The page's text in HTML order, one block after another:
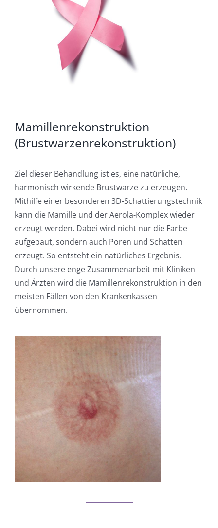
Mamillenrekonstruktion
(Brustwarzenrekonstruktion)
Ziel dieser Behandlung ist es, eine natürliche,
harmonisch wirkende Brustwarze zu erzeugen.
Mithilfe einer besonderen 3D-Schattierungstechnik
kann die Mamille und der Aerola-Komplex wieder
erzeugt werden. Dabei wird nicht nur die Farbe
aufgebaut, sondern auch Poren und Schatten
erzeugt. So entsteht ein natürliches Ergebnis.
Durch unsere enge Zusammenarbeit mit Kliniken
und Ärzten wird die Mamillenrekonstruktion in den
meisten Fällen von den Krankenkassen
übernommen.